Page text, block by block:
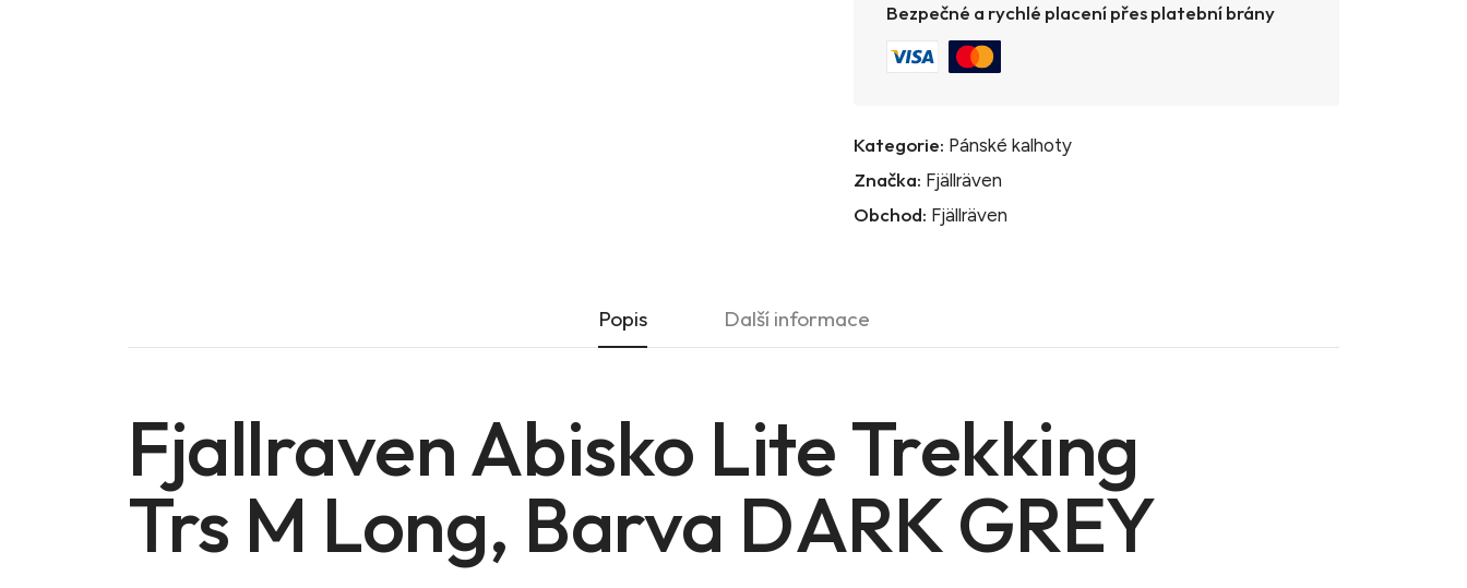
Bezpečné a rychlé placení přes platební brány
Kategorie: Pánské kalhoty
Značka: Fjällräven
Obchod: Fjällräven
Popis Další informace
Fjallraven Abisko Lite Trekking
Trs M Long, Barva DARK GREY